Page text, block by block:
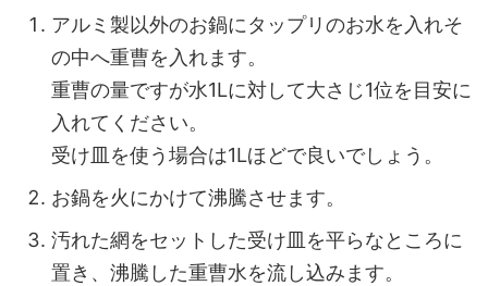
アルミ製以外のお鍋にタップリのお水を入れそ
の中へ重曹を入れます。
重曹の量ですが水1Lに対して大さじ1位を目安に
入れてください。
受け皿を使う場合は1Lほどで良いでしょう。
お鍋を火にかけて沸騰させます。
汚れた網をセットした受け皿を平らなところに
置き、沸騰した重曹水を流し込みます。